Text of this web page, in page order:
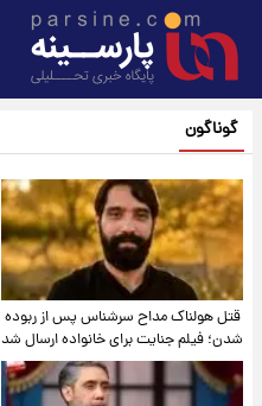
گوناگون
قتل هولناک مداح سرشناس پس از ربوده
شدن؛ فیلم جنایت برای خانواده ارسال شد